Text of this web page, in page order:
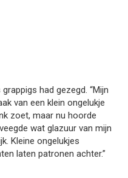
had gezegd. “Mijn
van een klein ongelukje
zoet, maar nu hoorde
wat glazuur van mijn
Kleine ongelukjes
laten patronen achter.”